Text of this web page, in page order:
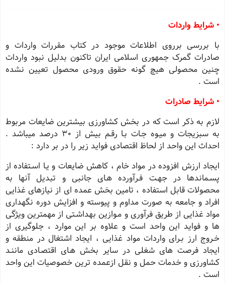
• شرایط واردات
با بررسی برروی اطلاعات موجود در کتاب مقررات واردات و
صادرات گمرک جمهوری اسلامی ایران تاکنون بدلیل نبود واردات
چنین محصولی هیچ گونه حقوق ورودی محصول تعیین نشده
است .
• شرایط صادرات
لازم به ذکر است که در بخش کشاورزی بیشترین ضایعات مربوط
به سبزیجات و میـوه جـات بـا رقـم بیش از 30 درصد میباشد .
احداث این واحد از لحاظ اقتصادی فواید زیر را در بر دارد :
ایجاد ارزش افزوده در مواد خام ، کاهش ضایعات و یـا اسـتفاده از
پسـماندها در جهـت فـرآورده هـای جانبی و تبدیل آنها به
محصولات قابل استفاده ، تامین بخش عمده ای از نیازهای غذایی
افراد و جامعه به صورت مداوم و پیوسته و افزایش دوره نگهداری
مواد غذایی از طریق فرآوری و مـوازین بهداشـتی از مهمترین ویژگی
ها و فواید این واحد است و علاوه بر این موارد ، جلوگیری از
خـروج ارز بـرای واردات مواد غذایی ، ایجاد اشتغال در منطقه و
ایجاد فرصت های شغلی در سایر بخش هـای اقتصـادی ماننـد
کشاورزی و خدمات حمل و نقل ازعمده ترین خصوصیات این واحد
است .